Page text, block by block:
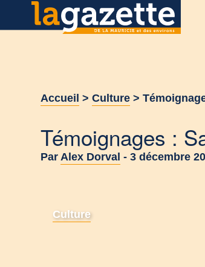
Accueil >Culture >
Témoignages :
ParAlex Dorval -3 décembre
Culture